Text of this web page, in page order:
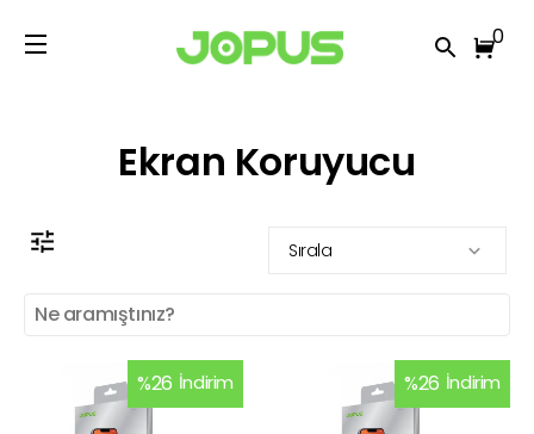
0
Ekran Koruyucu
Sırala
%26 İndirim %26 İndirim